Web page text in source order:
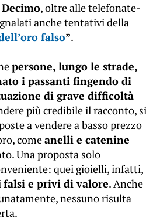
, oltre alle telefonate-
anche tentativi della
falso”.
persone, lungo le strade,
i passanti fingendo di
di grave difficoltà
più credibile il racconto, si
a vendere a basso prezzo
comeanelli e catenine
Una proposta solo
quei gioielli, infatti,
falsi e privi di valore. Anche
nessuno risulta